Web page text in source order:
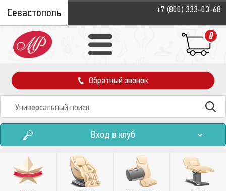
Севастополь +7 (800) 333-03-68
0
Обратный звонок
Вход в клуб